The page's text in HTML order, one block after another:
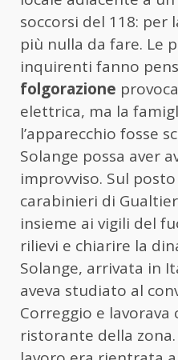
soccorsi del 118: per
più nulla da fare. Le
inquirenti fanno
folgorazione
elettrica, ma la
l’apparecchio fosse
Solange possa aver
improvviso. Sul
carabinieri di
insieme ai vigili del
rilievi e chiarire la
Solange, arrivata in
aveva studiato al
Correggio e
ristorante della